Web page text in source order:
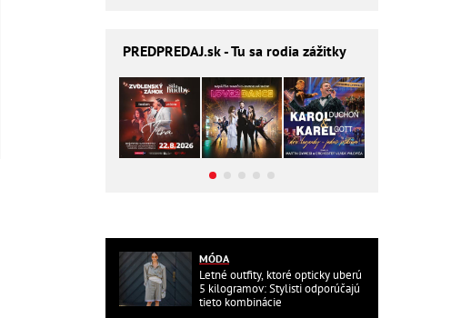
PREDPREDAJ.sk - Tu sa rodia zážitky
MÓDA
Letné outfity, ktoré opticky uberú
5 kilogramov: Stylisti odporúčajú
tieto kombinácie